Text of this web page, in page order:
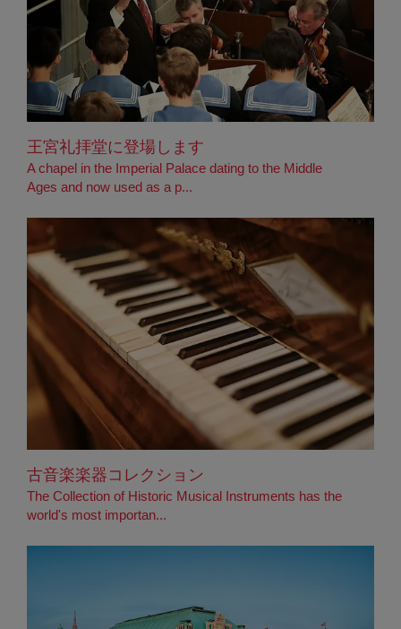
王宮礼拝堂に登場します
A chapel in the Imperial Palace dating to the Middle
Ages and now used as a p...
古音楽楽器コレクション
The Collection of Historic Musical Instruments has the
world's most importan...